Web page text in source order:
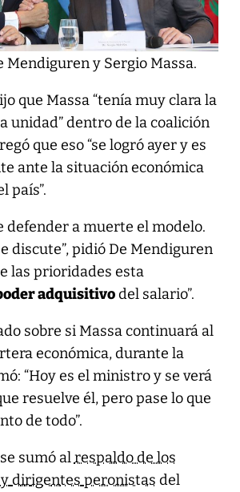
Mendiguren y Sergio Massa.
que Massa “tenía muy clara la
unidad” dentro de la coalición
que eso “se logró ayer y es
ante la situación económica
país”.
defender a muerte el modelo.
discute”, pidió De Mendiguren
las prioridades esta
adquisitivodel salario”.
sobre si Massa continuará al
económica, durante la
“Hoy es el ministro y se verá
resuelve él, pero pase lo que
de todo”.
sumó alrespaldo de los
y dirigentes peronistas del